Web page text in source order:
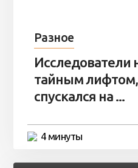
Разное
Исследователи
тайным
спускался на ...
4 минуты